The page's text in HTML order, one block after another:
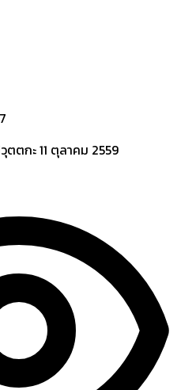
ตตกะ11 ตุลาคม 2559